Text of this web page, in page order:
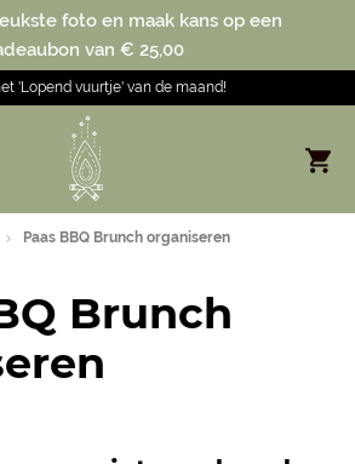
foto en maak kans op een
van € 25,00
'Lopend vuurtje' van de maand!
Paas BBQ Brunch organiseren
Brunch